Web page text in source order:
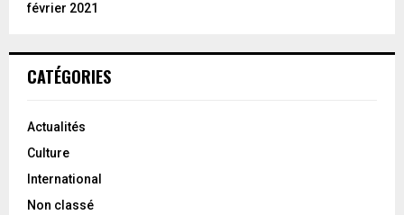
février 2021
CATÉGORIES
Actualités
Culture
International
Non classé